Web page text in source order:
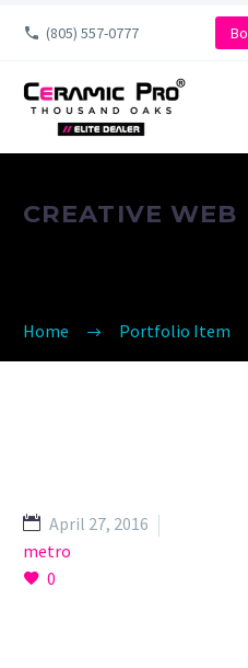
(805) 557-0777
CREATIVE WEB
Home Portfolio Item
April 27, 2016
metro
0